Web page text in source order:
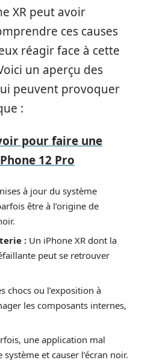
XR peut avoir
ces causes
réagir face à cette
un aperçu des
peuvent provoquer
:
pour faire une
12 Pro
à jour du système
être à l’origine de
: Un iPhone XR dont la
peut se retrouver
chocs ou l’exposition à
les composants internes,
une application mal
et causer l’écran noir.